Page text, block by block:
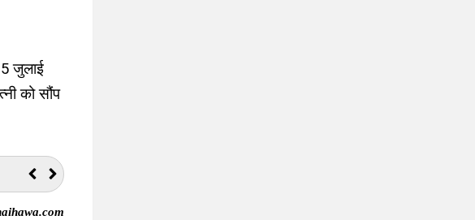
जुलाई
को सौंप
पर जोर